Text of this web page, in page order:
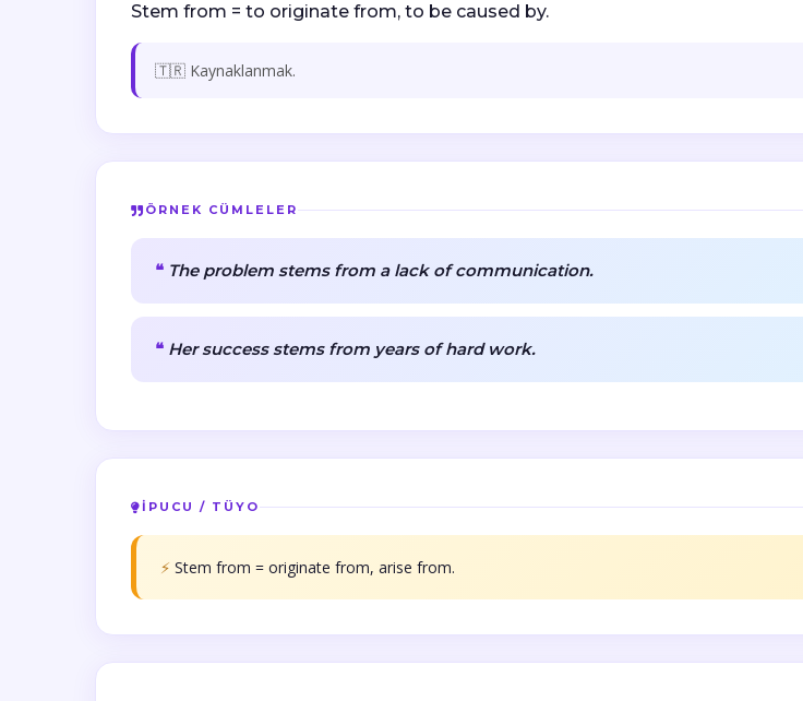
Stem from = to originate from, to be caused by.
🇹🇷 Kaynaklanmak.
ÖRNEK CÜMLELER
The problem stems from a lack of communication.
Her success stems from years of hard work.
İPUCU / TÜYO
⚡ Stem from = originate from, arise from.